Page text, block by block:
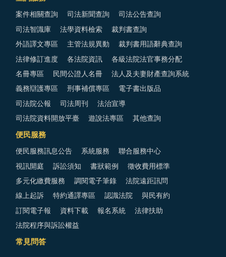
案件相關查詢 司法新聞查詢 司法公告查詢
司法智識庫 法學資料檢索 裁判書查詢
外語譯文專區 主管法規異動 裁判書用語辭典查詢
法律修訂進度 各法院資訊 各級法院法官事務分配
名冊專區 民間公證人名冊 法人及夫妻財產查詢系統
義務辯護專區 刑事補償專區 電子書出版品
司法院公報 司法周刊 法治宣導
司法院資料開放平臺 遊說法專區 其他查詢
便民服務
便民服務訊息公告 系統服務 聯合服務中心
視訊開庭 訴訟須知 書狀範例 徵收費用標準
多元化繳費服務 調閱電子筆錄 法院遠距訊問
線上起訴 特約通譯專區 認識法院 與民有約
訂閱電子報 資料下載 報名系統 法律扶助
法院程序與訴訟權益
常見問答